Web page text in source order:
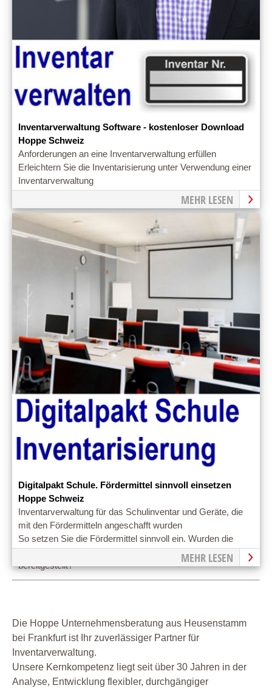
Inventarverwaltung Software - kostenloser Download
Hoppe Schweiz
Anforderungen an eine Inventarverwaltung erfüllen
Erleichtern Sie die Inventarisierung unter Verwendung einer
Inventarverwaltung
MEHR LESEN
Digitalpakt Schule. Fördermittel sinnvoll einsetzen
Hoppe Schweiz
Inventarverwaltung für das Schulinventar und Geräte, die
mit den Fördermitteln angeschafft wurden
So setzen Sie die Fördermittel sinnvoll ein. Wurden die
Endgeräte durch das Sofortprogramm für Ihre Schule
bereitgestellt?
MEHR LESEN
Die Hoppe Unternehmensberatung aus Heusenstamm
bei Frankfurt ist Ihr zuverlässiger Partner für
Inventarverwaltung.
Unsere Kernkompetenz liegt seit über 30 Jahren in der
Analyse, Entwicklung flexibler, durchgängiger